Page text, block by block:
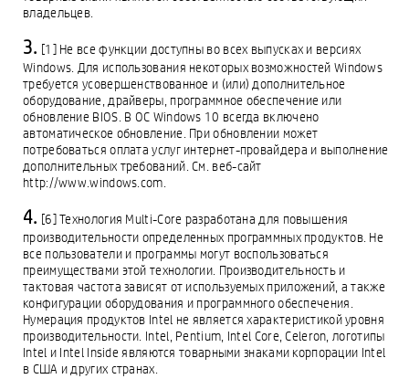
владельцев.
[1] Не все функции доступны во всех выпусках и версиях
Windows. Для использования некоторых возможностей Windows
требуется усовершенствованное и (или) дополнительное
оборудование, драйверы, программное обеспечение или
обновление BIOS. В ОС Windows 10 всегда включено
автоматическое обновление. При обновлении может
потребоваться оплата услуг интернет-провайдера и выполнение
дополнительных требований. См. веб-сайт
http://www.windows.com.
[6] Технология Multi-Core разработана для повышения
производительности определенных программных продуктов. Не
все пользователи и программы могут воспользоваться
преимуществами этой технологии. Производительность и
тактовая частота зависят от используемых приложений, а также
конфигурации оборудования и программного обеспечения.
Нумерация продуктов Intel не является характеристикой уровня
производительности. Intel, Pentium, Intel Core, Celeron, логотипы
Intel и Intel Inside являются товарными знаками корпорации Intel
в США и других странах.